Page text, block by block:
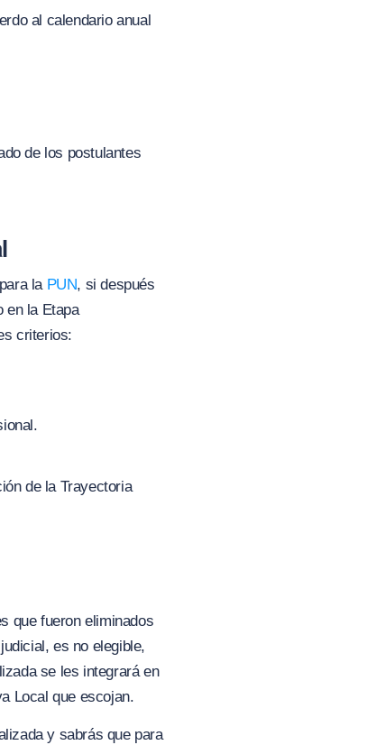
al calendario anual
de los postulantes
la PUN, si después
en la Etapa
criterios:
de la Trayectoria
que fueron eliminados
es no elegible,
se les integrará en
Local que escojan.
y sabrás que para